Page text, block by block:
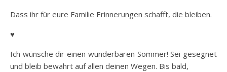
Dass ihr für eure Familie Erinnerungen schafft, die bleiben.
♥
Ich wünsche dir einen wunderbaren Sommer! Sei gesegnet
und bleib bewahrt auf allen deinen Wegen. Bis bald,